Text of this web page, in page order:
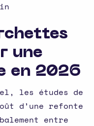
une
en 2026
les études de
d’une refonte
entre